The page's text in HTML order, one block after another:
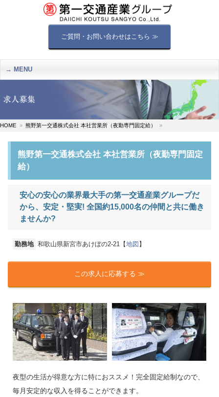
ご質問・お問い合わせはこちら ≫
MENU
HOME 熊野第一交通株式会社 本社営業所（夜勤専門固定給）
熊野第一交通株式会社 本社営業所（夜勤専門固定
給）
安心の安心の業界最大手の第一交通産業グループだ
から、安定・堅実! 全国約15,000名の仲間と共に働き
ませんか?
勤務地 和歌山県新宮市あけぼの2-21【地図】
この求人に応募する ≫
夜型の生活が得意な方に特におススメ！完全固定給制なので、
毎月安定的な収入を得ることができます。